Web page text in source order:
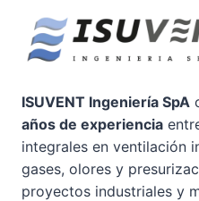
ISUVENT Ingeniería SpA
años de experiencia
integrales en ventilación
gases, olores y
proyectos industriales y